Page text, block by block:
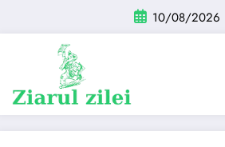
conținut
10/08/2026